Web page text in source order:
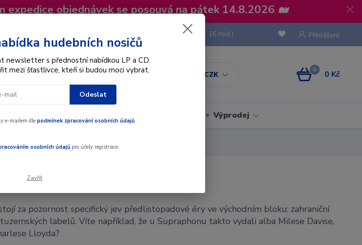
expedice objednávek se posouvá na pátek 14.8.2026 🐋
CZK
Přihlášení
Hledat
(Po-Pá, 8 - 16 hod.)
0 0 Kč
Dárkové poukazy Výprodej
LP desky
za pozornost specifický jev předlistopadové éry ve východním bloku: zahraniční
labelů. Víte například, že u Supraphonu takto vydali alba Milese Davise,
Lloyda?
hudebních nosičů
newsletter s přednostní nabídkou LP a CD.
mezi šťastlivce, kteří si budou moci vybrat.
Odeslat
e-mailem dlepodmínek zpracování osobních údajů.
osobních údajůpro účely registrace.
Zavřít